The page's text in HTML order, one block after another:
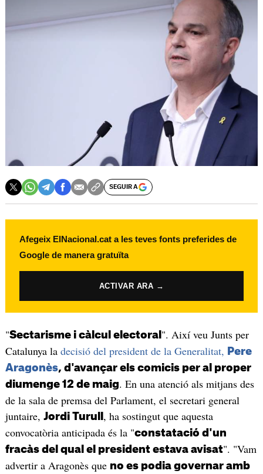
SEGUIR A
Afegeix ElNacional.cat a les teves fonts preferides de
Google de manera gratuïta
ACTIVAR ARA →
"Sectarisme i càlcul electoral ". Així veu Junts per
Catalunya la decisió del president de la Generalitat, Pere
Aragonès, d'avançar els comicis per al proper
diumenge 12 de maig. En una atenció als mitjans des
de la sala de premsa del Parlament, el secretari general
juntaire, Jordi Turull , ha sostingut que aquesta
convocatòria anticipada és la "constatació d'un
fracàs del qual el president estava avisat". "Vam
advertir a Aragonès que no es podia governar amb